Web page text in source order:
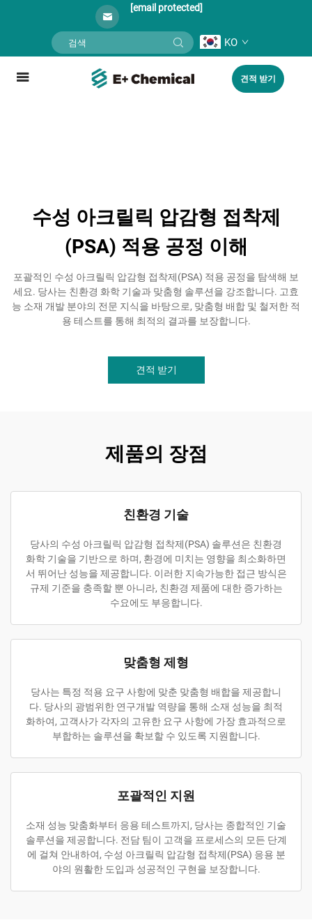
[email protected]
KO
견적 받기
수성 아크릴릭 압감형 접착제
(PSA) 적용 공정 이해
포괄적인 수성 아크릴릭 압감형 접착제(PSA) 적용 공정을 탐색해 보
세요. 당사는 친환경 화학 기술과 맞춤형 솔루션을 강조합니다. 고효
능 소재 개발 분야의 전문 지식을 바탕으로, 맞춤형 배합 및 철저한 적
용 테스트를 통해 최적의 결과를 보장합니다.
견적 받기
제품의 장점
친환경 기술
당사의 수성 아크릴릭 압감형 접착제(PSA) 솔루션은 친환경
화학 기술을 기반으로 하며, 환경에 미치는 영향을 최소화하면
서 뛰어난 성능을 제공합니다. 이러한 지속가능한 접근 방식은
규제 기준을 충족할 뿐 아니라, 친환경 제품에 대한 증가하는
수요에도 부응합니다.
맞춤형 제형
당사는 특정 적용 요구 사항에 맞춘 맞춤형 배합을 제공합니
다. 당사의 광범위한 연구개발 역량을 통해 소재 성능을 최적
화하여, 고객사가 각자의 고유한 요구 사항에 가장 효과적으로
부합하는 솔루션을 확보할 수 있도록 지원합니다.
포괄적인 지원
소재 성능 맞춤화부터 응용 테스트까지, 당사는 종합적인 기술
솔루션을 제공합니다. 전담 팀이 고객을 프로세스의 모든 단계
에 걸쳐 안내하여, 수성 아크릴릭 압감형 접착제(PSA) 응용 분
야의 원활한 도입과 성공적인 구현을 보장합니다.